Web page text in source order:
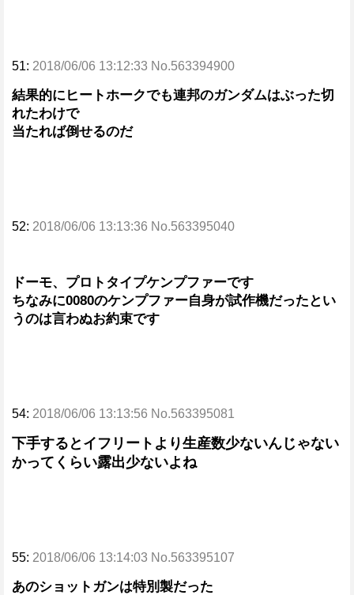
51: 2018/06/06 13:12:33 No.563394900
結果的にヒートホークでも連邦のガンダムはぶった切
れたわけで
当たれば倒せるのだ
52: 2018/06/06 13:13:36 No.563395040
ドーモ、プロトタイプケンプファーです
ちなみに0080のケンプファー自身が試作機だったとい
うのは言わぬお約束です
54: 2018/06/06 13:13:56 No.563395081
下手するとイフリートより生産数少ないんじゃない
かってくらい露出少ないよね
55: 2018/06/06 13:14:03 No.563395107
あのショットガンは特別製だった